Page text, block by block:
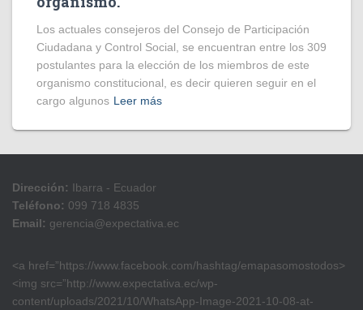
Los actuales consejeros del Consejo de Participación
Ciudadana y Control Social, se encuentran entre los 309
postulantes para la elección de los miembros de este
organismo constitucional, es decir quieren seguir en el
cargo algunos Leer más
Dirección: Ibarra - Ecuador
Teléfono: 099 718 4835
Email: gerencia@expectativa.ec
<a href=”https://www.facebook.com/hashtag/emapasomostodos>
<img src=”http://www.expectativa.ec/wp-
content/uploads/2021/10/WhatsApp-Image-2021-10-08-at-